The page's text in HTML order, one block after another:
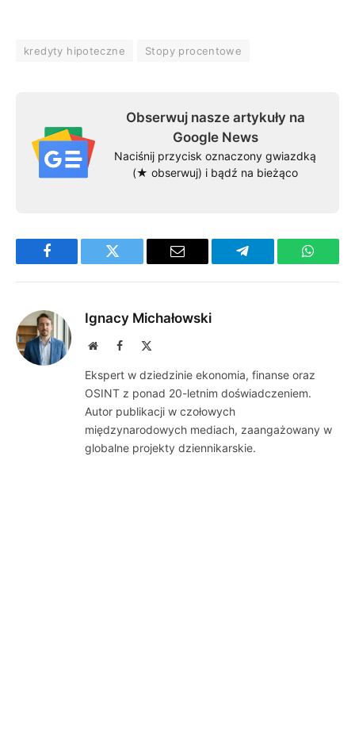
kredyty hipoteczne Stopy procentowe
Obserwuj nasze artykuły na
Google News
Naciśnij przycisk oznaczony gwiazdką
(★ obserwuj) i bądź na bieżąco
Facebook Twitter Email Telegram
Ignacy Michałowski
WebsiteFacebook
Ekspert w dziedzinie ekonomia, finanse oraz
OSINT z ponad 20-letnim doświadczeniem.
Autor publikacji w czołowych
międzynarodowych mediach, zaangażowany w
globalne projekty dziennikarskie.